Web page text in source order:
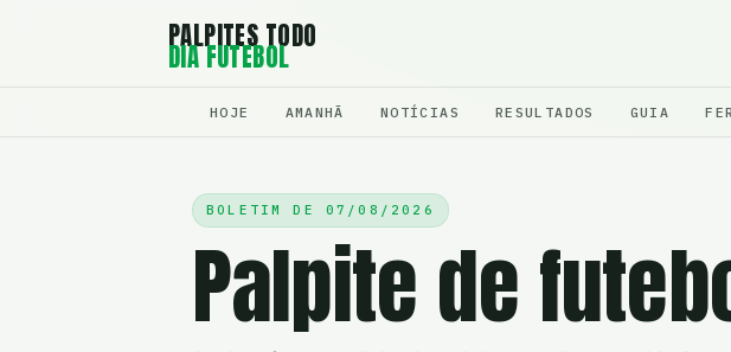
PALPITES TODO
DIA FUTEBOL
HOJE AMANHÃ NOTÍCIAS RESULTADOS GUIA
BOLETIM DE 07/08/2026
Palpite de